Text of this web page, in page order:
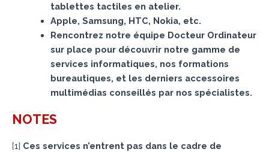
tablettes tactiles en atelier.
Apple, Samsung, HTC, Nokia, etc.
Rencontrez notre équipe Docteur Ordinateur
sur place pour découvrir notre gamme de
services informatiques, nos formations
bureautiques, et les derniers accessoires
multimédias conseillés par nos spécialistes.
NOTES
[1] Ces services n’entrent pas dans le cadre de